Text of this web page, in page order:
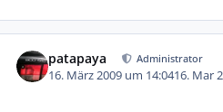
patapaya Administrator
16. März 2009 um 14:0416. Mar